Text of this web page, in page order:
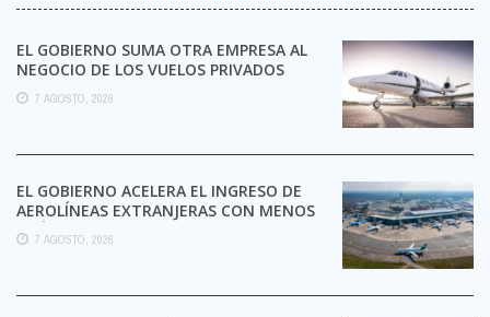
EL GOBIERNO SUMA OTRA EMPRESA AL
NEGOCIO DE LOS VUELOS PRIVADOS
7 AGOSTO, 2026
EL GOBIERNO ACELERA EL INGRESO DE
AEROLÍNEAS EXTRANJERAS CON MENOS
TRÁMITES
7 AGOSTO, 2026